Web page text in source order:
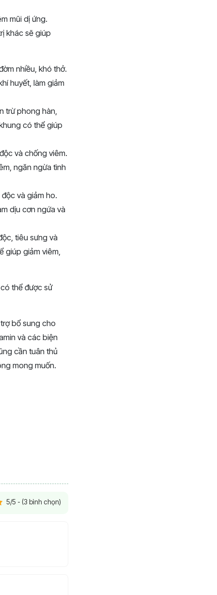
mũi dị ứng.
khác sẽ giúp
nhiều, khó thở.
huyết, làm giảm
trừ phong hàn,
có thể giúp
và chống viêm.
ngăn ngừa tình
và giảm ho.
dịu cơn ngứa và
tiêu sưng và
giúp giảm viêm,
thể được sử
bổ sung cho
và các biện
cần tuân thủ
mong muốn.
5/5 - (3 bình chọn)